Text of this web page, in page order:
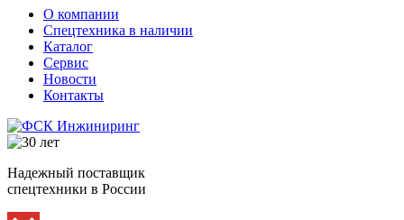
О компании
Спецтехника в наличии
Каталог
Сервис
Новости
Контакты
Надежный поставщик
спецтехники в России